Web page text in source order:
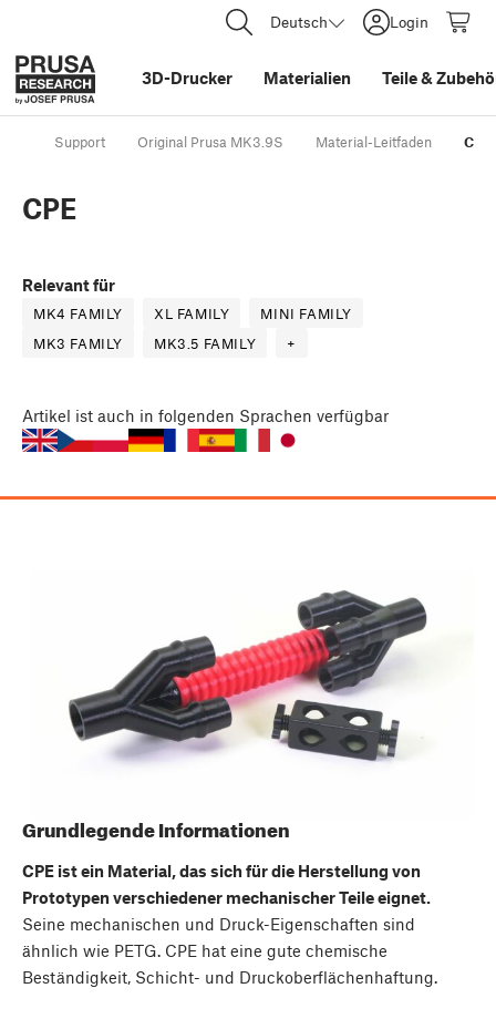
Deutsch Login
3D-Drucker Materialien Teile&
Support Original Prusa MK3.9S Material-Leitfaden CPE
CPE
Relevant für
MK4 FAMILY XL FAMILY
MINI FAMILY
MK3 FAMILY
MK3.5 FAMILY +
Artikel ist auch in folgenden Sprachen verfügbar
Grundlegende Informationen
CPE ist ein Material, das sich für die Herstellung von
Prototypen verschiedener mechanischer Teile eignet.
Seine mechanischen und Druck-Eigenschaften sind
ähnlich wie PETG. CPE hat eine gute chemische
Beständigkeit, Schicht- und Druckoberflächenhaftung.